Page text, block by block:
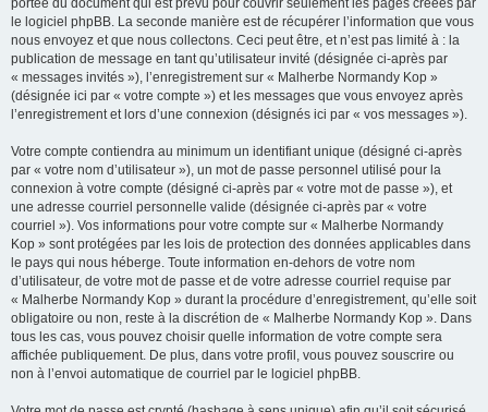
portée du document qui est prévu pour couvrir seulement les pages créées par
le logiciel phpBB. La seconde manière est de récupérer l’information que vous
nous envoyez et que nous collectons. Ceci peut être, et n’est pas limité à : la
publication de message en tant qu’utilisateur invité (désignée ci-après par
« messages invités »), l’enregistrement sur « Malherbe Normandy Kop »
(désignée ici par « votre compte ») et les messages que vous envoyez après
l’enregistrement et lors d’une connexion (désignés ici par « vos messages »).
Votre compte contiendra au minimum un identifiant unique (désigné ci-après
par « votre nom d’utilisateur »), un mot de passe personnel utilisé pour la
connexion à votre compte (désigné ci-après par « votre mot de passe »), et
une adresse courriel personnelle valide (désignée ci-après par « votre
courriel »). Vos informations pour votre compte sur « Malherbe Normandy
Kop » sont protégées par les lois de protection des données applicables dans
le pays qui nous héberge. Toute information en-dehors de votre nom
d’utilisateur, de votre mot de passe et de votre adresse courriel requise par
« Malherbe Normandy Kop » durant la procédure d’enregistrement, qu’elle soit
obligatoire ou non, reste à la discrétion de « Malherbe Normandy Kop ». Dans
tous les cas, vous pouvez choisir quelle information de votre compte sera
affichée publiquement. De plus, dans votre profil, vous pouvez souscrire ou
non à l’envoi automatique de courriel par le logiciel phpBB.